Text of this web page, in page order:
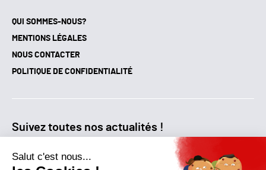
QUI SOMMES-NOUS?
MENTIONS LÉGALES
NOUS CONTACTER
POLITIQUE DE CONFIDENTIALITÉ
Suivez toutes nos actualités !
NEWSLETTER